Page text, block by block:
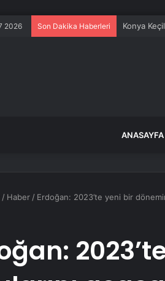
2026 Son Dakika Haberleri Konya
ANASAYFA
/ Haber / Erdoğan: 2023’te yeni bir dönemin